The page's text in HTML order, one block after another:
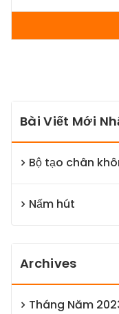
Bài Viết Mới
Bộ tạo chân
Nấm hút
Archives
Tháng Năm